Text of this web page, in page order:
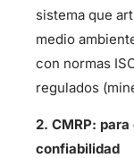
sistema que
medio
con normas
regulados
2. CMRP:
confiabilidad